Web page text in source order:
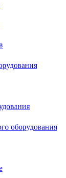
оборудования